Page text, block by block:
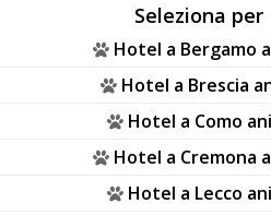
Seleziona per
Hotel a Bergamo
Hotel a Brescia
Hotel a Como
Hotel a Cremona
Hotel a Lecco